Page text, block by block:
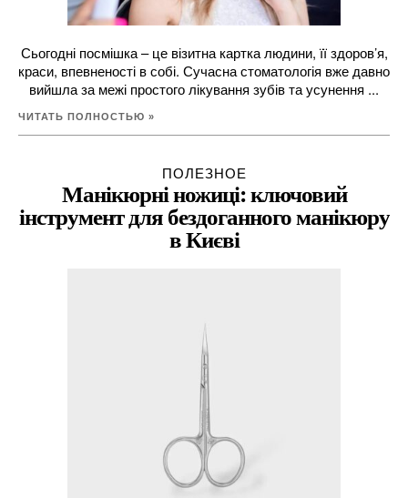
Сьогодні посмішка – це візитна картка людини, її здоров’я,
краси, впевненості в собі. Сучасна стоматологія вже давно
вийшла за межі простого лікування зубів та усунення ...
ЧИТАТЬ ПОЛНОСТЬЮ »
ПОЛЕЗНОЕ
Манікюрні ножиці: ключовий
інструмент для бездоганного манікюру
в Києві